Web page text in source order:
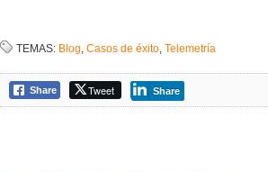
TEMAS: Blog, Casos de éxito, Telemetría
Share Tweet Share